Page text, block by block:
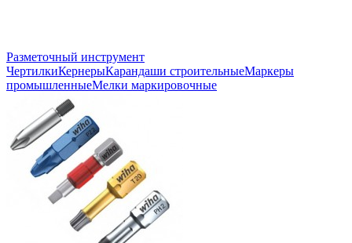
Разметочный инструмент
ЧертилкиКернерыКарандаши строительныеМаркеры
промышленныеМелки маркировочные